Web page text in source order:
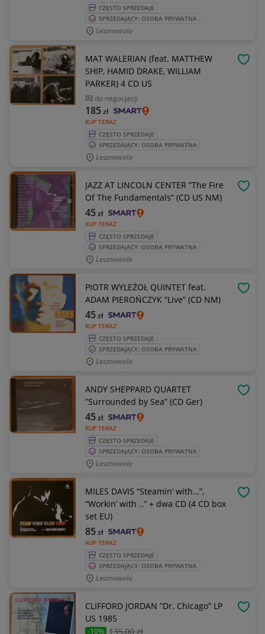
CZĘSTO SPRZEDAJE
SPRZEDAJĄCY: OSOBA PRYWATNA
Lesznowola
MAT WALERIAN (feat. MATTHEW
SHIP, HAMID DRAKE, WILLIAM
PARKER) 4 CD US
do negocjacji
KUP TERAZ
185zł
CZĘSTO SPRZEDAJE
SPRZEDAJĄCY: OSOBA PRYWATNA
Lesznowola
JAZZ AT LINCOLN CENTER ”The Fire
Of The Fundamentals” (CD US NM)
KUP TERAZ
45zł
CZĘSTO SPRZEDAJE
SPRZEDAJĄCY: OSOBA PRYWATNA
Lesznowola
PIOTR WYLEŻOŁ QUINTET feat.
ADAM PIEROŃCZYK “Live” (CD NM)
KUP TERAZ
45zł
CZĘSTO SPRZEDAJE
SPRZEDAJĄCY: OSOBA PRYWATNA
Lesznowola
ANDY SHEPPARD QUARTET
”Surrounded by Sea” (CD Ger)
KUP TERAZ
45zł
CZĘSTO SPRZEDAJE
SPRZEDAJĄCY: OSOBA PRYWATNA
Lesznowola
MILES DAVIS “Steamin’ with…”,
“Workin’ with ..” + dwa CD (4 CD box
set EU)
KUP TERAZ
85zł
CZĘSTO SPRZEDAJE
SPRZEDAJĄCY: OSOBA PRYWATNA
Lesznowola
CLIFFORD JORDAN ”Dr. Chicago” LP
US 1985
-10% 135,00 zł